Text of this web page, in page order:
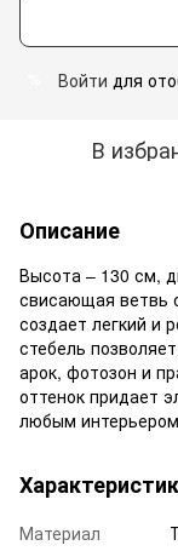
Войти для
В
Описание
Высота – 130 см,
свисающая ветвь
создает легкий и
стебель
арок, фотозон и
оттенок придает
любым
Материал